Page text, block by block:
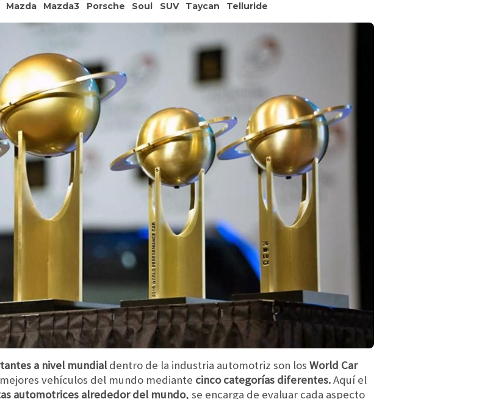
Mazda Mazda3 Porsche Soul SUV Taycan Telluride
a nivel mundialdentro de la industria automotriz son los World Car
vehículos del mundo mediante cinco categorías diferentes.Aquí el
automotrices alrededor del mundo, se encarga de evaluar cada aspecto